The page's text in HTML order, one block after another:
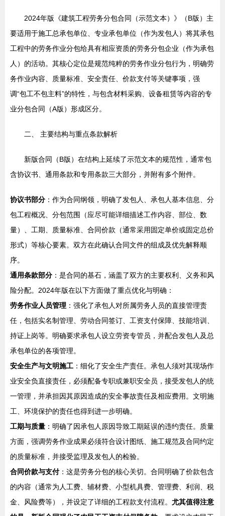
2024年版《建筑工程劳务分包合同（示范文本）》（B版）主
要适用于施工总承包单位、专业承包单位（作为发包人）将其承包
工程中的劳务作业分包给具有相应资质的劳务分包企业（作为承包
人）的活动。其核心定位是规范纯粹的劳务作业分包行为，明确劳
务作业内容、质量标准、安全责任、价款支付等关键事项，强
调“包工不包主料”的特性，与包含材料采购、设备租赁等内容的专
业分包合同（A版）形成区分。
二、 主要结构与重点条款解析
新版合同（B版）在结构上延续了示范文本的规范性，通常包
含协议书、通用条款和专用条款三大部分，并附有多个附件。
协议书部分 ：作为合同纲领，明确了发包人、承包人基本信息、分
包工程概况、分包范围（应尽可能详细描述工作内容、部位、数
量）、工期、质量标准、合同价款（通常采用固定单价或固定总价
形式）等核心要素。双方在此确认合同文件的组成及优先解释顺
序。
通用条款部分 ：是合同的基石，涵盖了双方的主要权利、义务和风
险分配。2024年版在以下方面做了重点优化与明确：
劳务作业人员管理 ：强化了承包人对所属劳务人员的直接管理责
任，包括实名制管理、劳动合同签订、工资支付保障、技能培训、
持证上岗等。明确要求承包人设立劳资专管员，并配合发包人及总
承包单位的各项管理。
安全生产与文明施工 ：细化了安全生产责任。承包人须对其现场作
业安全负直接责任，必须配备专职或兼职安全员，接受发包人的统
一管理，并承担因其原因造成的安全事故责任及相应费用。文明施
工、环境保护的责任也得到进一步明确。
工期与质量 ：明确了因承包人原因导致工期延误的违约责任。质量
方面，强调劳务作业成果必须符合设计图纸、施工规范及合同约定
的质量标准，并接受监理及发包人的检验。
合同价款与支付：这是劳务分包的核心关切。合同明确了价款包含
的内容（通常为人工费、辅材费、小型机具费、管理费、利润、税
金、风险费等），并设定了详细的工程款支付流程。 尤其值得注意